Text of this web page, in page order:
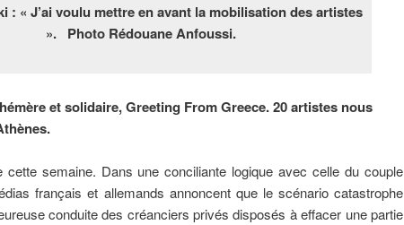
: « J’ai voulu mettre en avant la mobilisation des artistes
». Photo Rédouane Anfoussi.
et solidaire, Greeting From Greece. 20 artistes nous
semaine. Dans une conciliante logique avec celle du couple
français et allemands annoncent que le scénario catastrophe
conduite des créanciers privés disposés à effacer une partie